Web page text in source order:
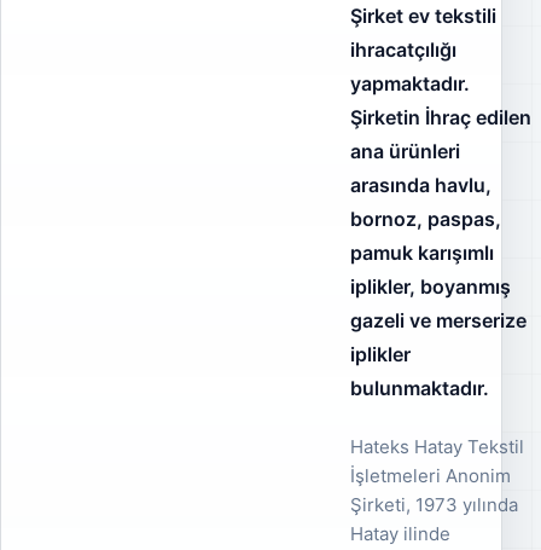
Şirket ev tekstili
ihracatçılığı
yapmaktadır.
Şirketin İhraç edilen
ana ürünleri
arasında havlu,
bornoz, paspas,
pamuk karışımlı
iplikler, boyanmış
gazeli ve merserize
iplikler
bulunmaktadır.
Hateks Hatay Tekstil
İşletmeleri Anonim
Şirketi, 1973 yılında
Hatay ilinde